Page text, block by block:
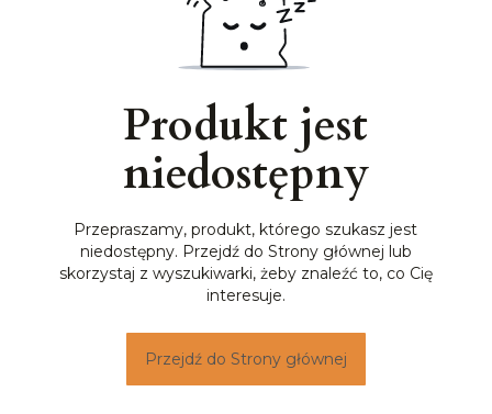
Produkt jest
niedostępny
Przepraszamy, produkt, którego szukasz jest
niedostępny. Przejdź do Strony głównej lub
skorzystaj z wyszukiwarki, żeby znaleźć to, co Cię
interesuje.
Przejdź do Strony głównej